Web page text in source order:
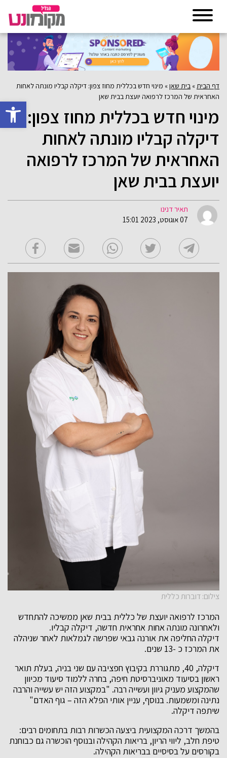
פתח
דף הבית » בית שאן» מינוי חדש בכללית מחוז צפון: דיקלה קבליו מונתה לאחות
האחראית של המרכז לרפואה יועצת בבית שאן
מינוי חדש בכללית מחוז צפון:
דיקלה קבליו מונתה לאחות
האחראית של המרכז לרפואה
יועצת בבית שאן
תאיר דנינו
07 אוגוסט, 2023 15:01
צילום: דוברות כללית
המרכז לרפואה יועצת של כללית בבית שאן ממשיכה להתחדש
ולאחרונה מונתה אחות אחראית חדשה, דיקלה קבליו.
דיקלה החליפה את אורנה גבאי שפרשה לגמלאות לאחר שניהלה
את המרכז כ -13 שנים.
דיקלה, 40, מתגוררת בקיבוץ חפציבה עם שני בניה, בעלת תואר
ראשון בסיעוד מאוניברסיטת חיפה, בחרה ללמוד סיעוד מכיוון
שהמקצוע מעניק גיוון ועשייה רבה. "במקצוע הזה יש עשייה והרבה
נתינה ומשמעות. בנוסף, עניין אותי הפלא הזה – גוף האדם"
שיתפה דיקלה.
בהמשך דרכה המקצועית ביצעה הכשרות רבות בתחומים רבים:
טיפת חלב, ליווי הריון, בריאות הקהילה ובנוסף הוכשרה גם כבוחנת
בקורסים על בסיסיים בבריאות הקהילה.